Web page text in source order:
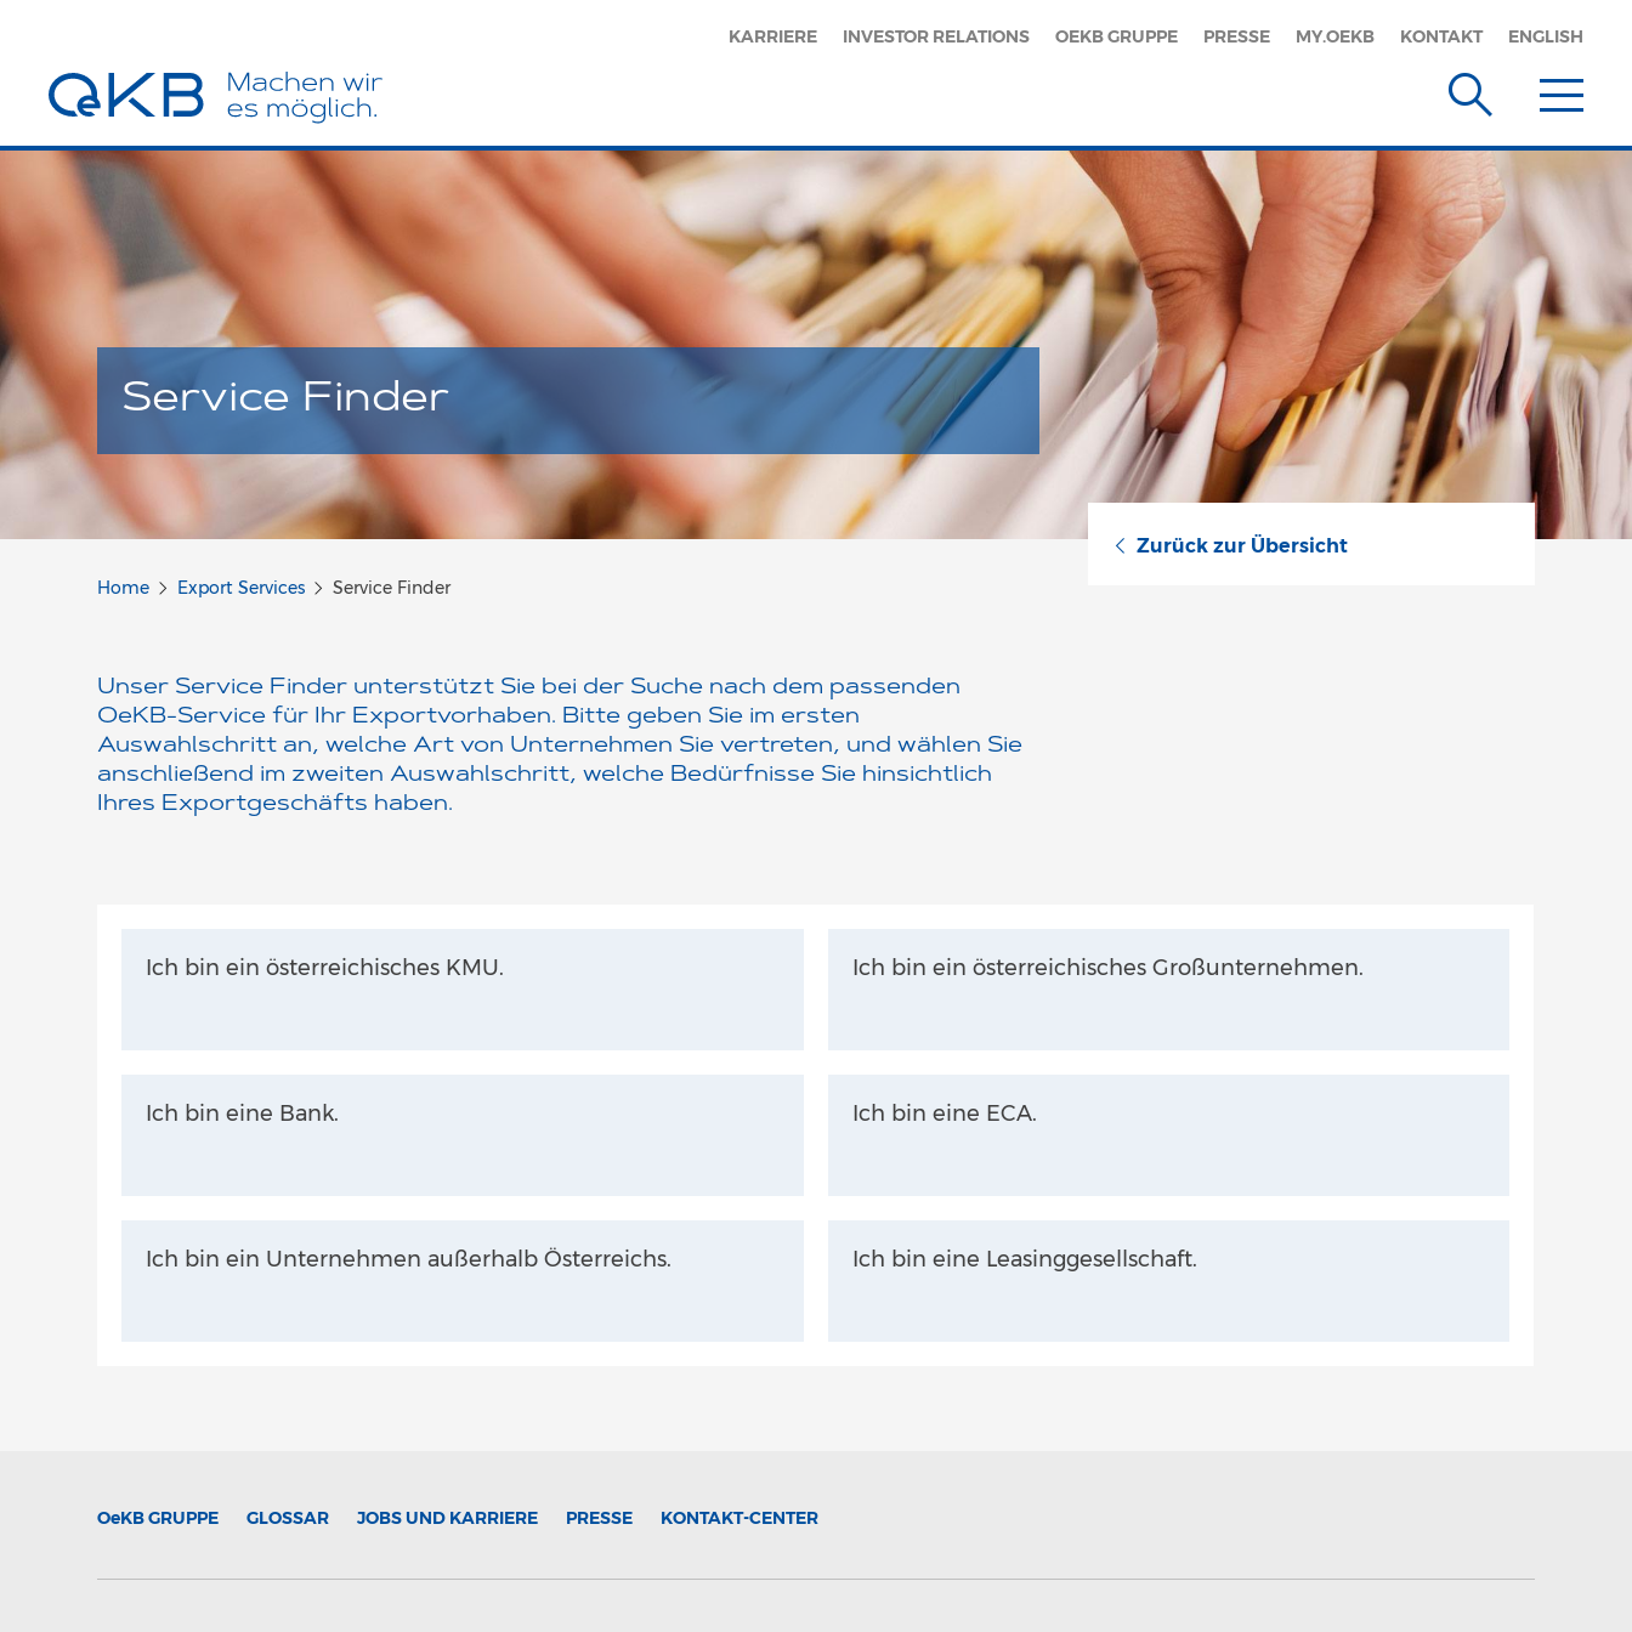
KARRIERE INVESTOR RELATIONS OEKB GRUPPE PRESSE MY.OEKB KONTAKT ENGLISH
Service Finder
Home Export Services Service Finder
Unser Service Finder unterstützt Sie bei der Suche nach dem passenden
OeKB-Service für Ihr Exportvorhaben. Bitte geben Sie im ersten
Auswahlschritt an, welche Art von Unternehmen Sie vertreten, und wählen Sie
anschließend im zweiten Auswahlschritt, welche Bedürfnisse Sie hinsichtlich
Ihres Exportgeschäfts haben.
Ich bin ein österreichisches KMU. Ich bin ein österreichisches Großunternehmen.
Ich bin eine Bank. Ich bin eine ECA.
Ich bin ein Unternehmen außerhalb Österreichs. Ich bin eine Leasinggesellschaft.
Zurück zur Übersicht
OeKBGRUPPE GLOSSAR JOBS UND KARRIERE PRESSE KONTAKT-CENTER